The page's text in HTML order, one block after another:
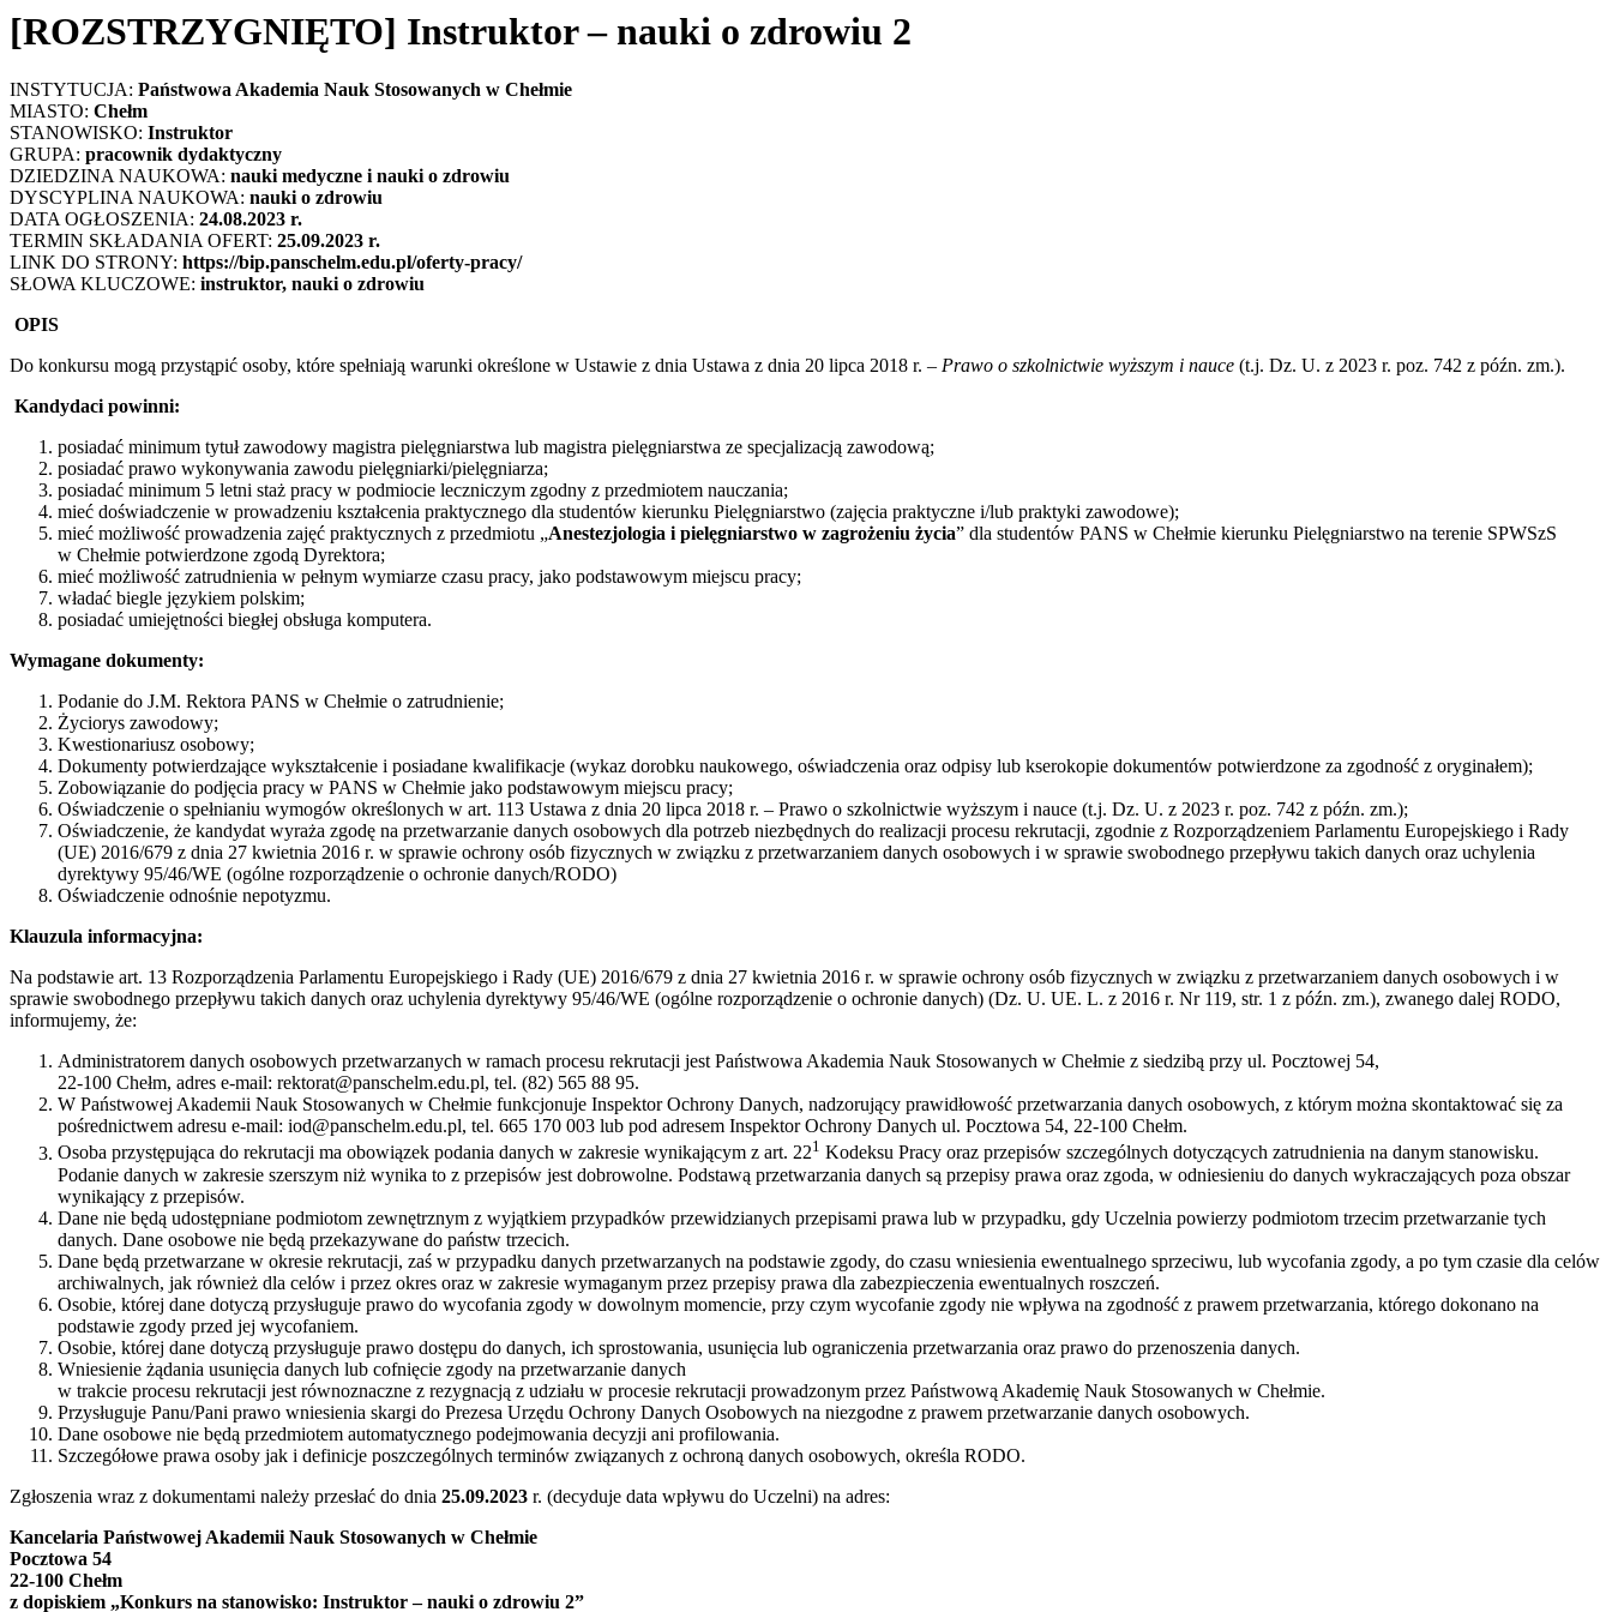
[ROZSTRZYGNIĘTO] Instruktor – nauki o zdrowiu 2
INSTYTUCJA: Państwowa Akademia Nauk Stosowanych w Chełmie
MIASTO: Chełm
STANOWISKO: Instruktor
GRUPA: pracownik dydaktyczny
DZIEDZINA NAUKOWA: nauki medyczne i nauki o zdrowiu
DYSCYPLINA NAUKOWA: nauki o zdrowiu
DATA OGŁOSZENIA: 24.08.2023 r.
TERMIN SKŁADANIA OFERT: 25.09.2023 r.
LINK DO STRONY: https://bip.panschelm.edu.pl/oferty-pracy/
SŁOWA KLUCZOWE: instruktor, nauki o zdrowiu
OPIS
Do konkursu mogą przystąpić osoby, które spełniają warunki określone w Ustawie z dnia Ustawa z dnia 20 lipca 2018 r. – Prawo o szkolnictwie wyższym i nauce (t.j. Dz. U. z 2023 r. poz. 742 z późn. zm.).
Kandydaci powinni:
posiadać minimum tytuł zawodowy magistra pielęgniarstwa lub magistra pielęgniarstwa ze specjalizacją zawodową;
posiadać prawo wykonywania zawodu pielęgniarki/pielęgniarza;
posiadać minimum 5 letni staż pracy w podmiocie leczniczym zgodny z przedmiotem nauczania;
mieć doświadczenie w prowadzeniu kształcenia praktycznego dla studentów kierunku Pielęgniarstwo (zajęcia praktyczne i/lub praktyki zawodowe);
mieć możliwość prowadzenia zajęć praktycznych z przedmiotu „Anestezjologia i pielęgniarstwo w zagrożeniu życia” dla studentów PANS w Chełmie kierunku Pielęgniarstwo na terenie SPWSzS
w Chełmie potwierdzone zgodą Dyrektora;
mieć możliwość zatrudnienia w pełnym wymiarze czasu pracy, jako podstawowym miejscu pracy;
władać biegle językiem polskim;
posiadać umiejętności biegłej obsługa komputera.
Wymagane dokumenty:
Podanie do J.M. Rektora PANS w Chełmie o zatrudnienie;
Życiorys zawodowy;
Kwestionariusz osobowy;
Dokumenty potwierdzające wykształcenie i posiadane kwalifikacje (wykaz dorobku naukowego, oświadczenia oraz odpisy lub kserokopie dokumentów potwierdzone za zgodność z oryginałem);
Zobowiązanie do podjęcia pracy w PANS w Chełmie jako podstawowym miejscu pracy;
Oświadczenie o spełnianiu wymogów określonych w art. 113 Ustawa z dnia 20 lipca 2018 r. – Prawo o szkolnictwie wyższym i nauce (t.j. Dz. U. z 2023 r. poz. 742 z późn. zm.);
Oświadczenie, że kandydat wyraża zgodę na przetwarzanie danych osobowych dla potrzeb niezbędnych do realizacji procesu rekrutacji, zgodnie z Rozporządzeniem Parlamentu Europejskiego i Rady
(UE) 2016/679 z dnia 27 kwietnia 2016 r. w sprawie ochrony osób fizycznych w związku z przetwarzaniem danych osobowych i w sprawie swobodnego przepływu takich danych oraz uchylenia
dyrektywy 95/46/WE (ogólne rozporządzenie o ochronie danych/RODO)
Oświadczenie odnośnie nepotyzmu.
Klauzula informacyjna:
Na podstawie art. 13 Rozporządzenia Parlamentu Europejskiego i Rady (UE) 2016/679 z dnia 27 kwietnia 2016 r. w sprawie ochrony osób fizycznych w związku z przetwarzaniem danych osobowych i w
sprawie swobodnego przepływu takich danych oraz uchylenia dyrektywy 95/46/WE (ogólne rozporządzenie o ochronie danych) (Dz. U. UE. L. z 2016 r. Nr 119, str. 1 z późn. zm.), zwanego dalej RODO,
informujemy, że:
Administratorem danych osobowych przetwarzanych w ramach procesu rekrutacji jest Państwowa Akademia Nauk Stosowanych w Chełmie z siedzibą przy ul. Pocztowej 54,
22-100 Chełm, adres e-mail: rektorat@panschelm.edu.pl, tel. (82) 565 88 95.
W Państwowej Akademii Nauk Stosowanych w Chełmie funkcjonuje Inspektor Ochrony Danych, nadzorujący prawidłowość przetwarzania danych osobowych, z którym można skontaktować się za
pośrednictwem adresu e-mail: iod@panschelm.edu.pl, tel. 665 170 003 lub pod adresem Inspektor Ochrony Danych ul. Pocztowa 54, 22-100 Chełm.
Osoba przystępująca do rekrutacji ma obowiązek podania danych w zakresie wynikającym z art. 221 Kodeksu Pracy oraz przepisów szczególnych dotyczących zatrudnienia na danym stanowisku.
Podanie danych w zakresie szerszym niż wynika to z przepisów jest dobrowolne. Podstawą przetwarzania danych są przepisy prawa oraz zgoda, w odniesieniu do danych wykraczających poza obszar
wynikający z przepisów.
Dane nie będą udostępniane podmiotom zewnętrznym z wyjątkiem przypadków przewidzianych przepisami prawa lub w przypadku, gdy Uczelnia powierzy podmiotom trzecim przetwarzanie tych
danych. Dane osobowe nie będą przekazywane do państw trzecich.
Dane będą przetwarzane w okresie rekrutacji, zaś w przypadku danych przetwarzanych na podstawie zgody, do czasu wniesienia ewentualnego sprzeciwu, lub wycofania zgody, a po tym czasie dla celów
archiwalnych, jak również dla celów i przez okres oraz w zakresie wymaganym przez przepisy prawa dla zabezpieczenia ewentualnych roszczeń.
Osobie, której dane dotyczą przysługuje prawo do wycofania zgody w dowolnym momencie, przy czym wycofanie zgody nie wpływa na zgodność z prawem przetwarzania, którego dokonano na
podstawie zgody przed jej wycofaniem.
Osobie, której dane dotyczą przysługuje prawo dostępu do danych, ich sprostowania, usunięcia lub ograniczenia przetwarzania oraz prawo do przenoszenia danych.
Wniesienie żądania usunięcia danych lub cofnięcie zgody na przetwarzanie danych
w trakcie procesu rekrutacji jest równoznaczne z rezygnacją z udziału w procesie rekrutacji prowadzonym przez Państwową Akademię Nauk Stosowanych w Chełmie.
Przysługuje Panu/Pani prawo wniesienia skargi do Prezesa Urzędu Ochrony Danych Osobowych na niezgodne z prawem przetwarzanie danych osobowych.
Dane osobowe nie będą przedmiotem automatycznego podejmowania decyzji ani profilowania.
Szczegółowe prawa osoby jak i definicje poszczególnych terminów związanych z ochroną danych osobowych, określa RODO.
Zgłoszenia wraz z dokumentami należy przesłać do dnia 25.09.2023 r. (decyduje data wpływu do Uczelni) na adres:
Kancelaria Państwowej Akademii Nauk Stosowanych w Chełmie
Pocztowa 54
22-100 Chełm
z dopiskiem „Konkurs na stanowisko: Instruktor – nauki o zdrowiu 2”